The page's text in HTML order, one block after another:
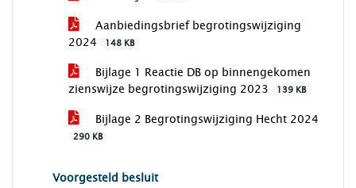
Aanbiedingsbrief begrotingswijziging
2024
148 KB
Bijlage 1 Reactie DB op binnengekomen
zienswijze begrotingswijziging 2023
139 KB
Bijlage 2 Begrotingswijziging Hecht 2024
290 KB
Voorgesteld besluit